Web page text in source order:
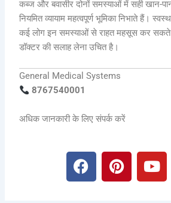
कब्ज और बवासीर दोनों समस्याओं में सही खान-
नियमित व्यायाम महत्वपूर्ण भूमिका निभाते हैं।
कई लोग इन समस्याओं से राहत महसूस कर सकते
डॉक्टर की सलाह लेना उचित है।
General Medical Systems
8767540001
अधिक जानकारी के लिए संपर्क करें
F
a
P
i
Y
o